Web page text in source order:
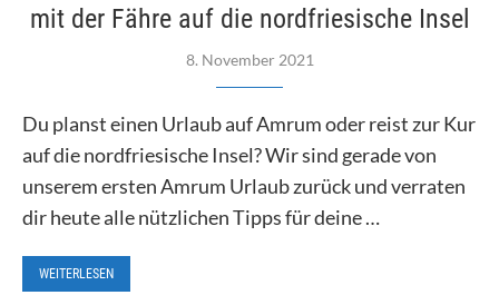
mit der Fähre auf die nordfriesische Insel
8. November 2021
Du planst einen Urlaub auf Amrum oder reist zur Kur
auf die nordfriesische Insel? Wir sind gerade von
unserem ersten Amrum Urlaub zurück und verraten
dir heute alle nützlichen Tipps für deine …
WEITERLESEN